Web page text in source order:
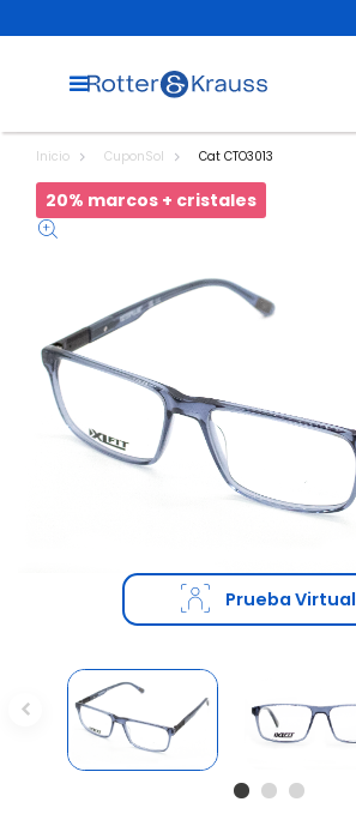
Inicio CuponSol Cat CTO3013
20% marcos + cristales
Prueba Virtual
Previous